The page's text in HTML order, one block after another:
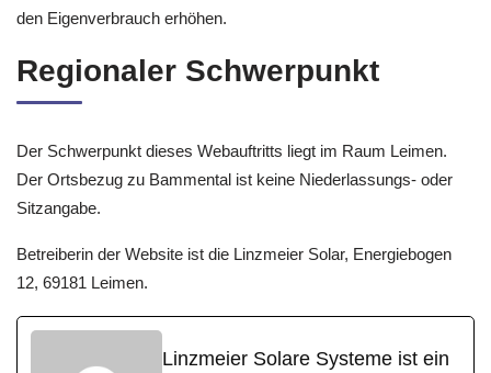
den Eigenverbrauch erhöhen.
Regionaler Schwerpunkt
Der Schwerpunkt dieses Webauftritts liegt im Raum Leimen.
Der Ortsbezug zu Bammental ist keine Niederlassungs- oder
Sitzangabe.
Betreiberin der Website ist die Linzmeier Solar, Energiebogen
12, 69181 Leimen.
Linzmeier Solare Systeme ist ein